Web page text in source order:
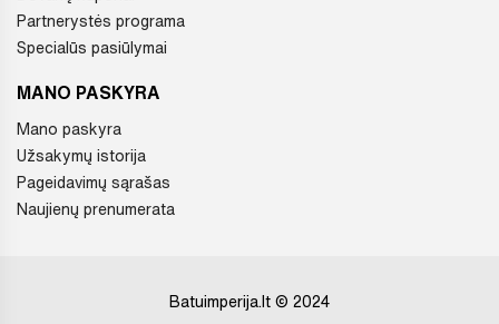
Partnerystės programa
Specialūs pasiūlymai
MANO PASKYRA
Mano paskyra
Užsakymų istorija
Pageidavimų sąrašas
Naujienų prenumerata
Batuimperija.lt © 2024